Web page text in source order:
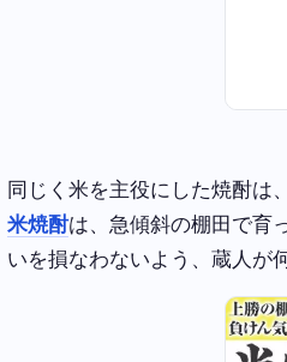
同じく米を主役にした焼酎は
米焼酎は、急傾斜の棚田で育
いを損なわないよう、蔵人が